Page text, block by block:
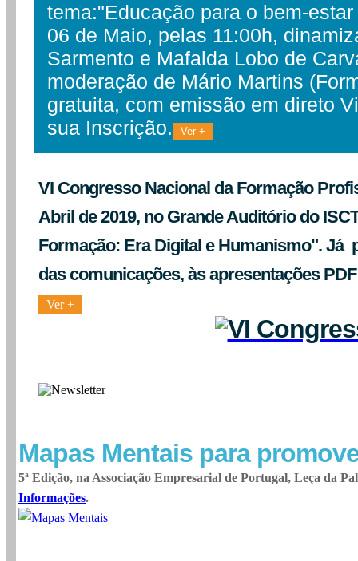
tema:"Educação para o bem-
06 de Maio, pelas 11:00h,
Sarmento e Mafalda Lobo de
moderação de Mário Martins
gratuita, com emissão em direto
sua Inscrição.
Ver +
VI Congresso Nacional da Formação
Abril de 2019, no Grande Auditório do
Formação: Era Digital e Humanismo". Já
das comunicações, às apresentações
Ver +
Mapas Mentais para
5ª Edição, na Associação Empresarial de Portugal, Leça da
Informações.